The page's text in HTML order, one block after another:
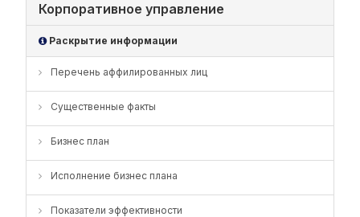
Корпоративное управление
Раскрытие информации
Перечень аффилированных лиц
Существенные факты
Бизнес план
Исполнение бизнес плана
Показатели эффективности